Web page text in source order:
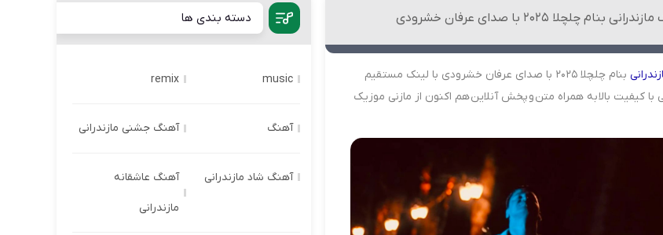
بنام چلچلا 2025 با صدای عرفان خشرودی
بنام چلچلا 2025 با صدای عرفان خشرودی با لینک مستقیم
با کیفیت بالا به همراه متن و پخش آنلاین هم اکنون از مازنی موزیک
دسته بندی ها
music
remix
آهنگ آهنگ جشنی مازندرانی
آهنگ شاد مازندرانی آهنگ عاشقانه
مازندرانی